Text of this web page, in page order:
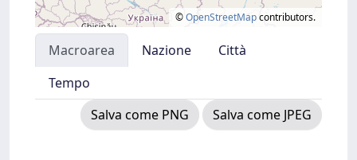
©OpenStreetMapcontributors.
Macroarea Nazione
Città
Tempo
Salva come PNG
Salva come JPEG